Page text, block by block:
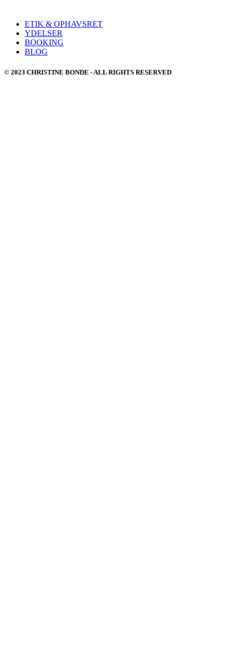
ETIK & OPHAVSRET
YDELSER
BOOKING
BLOG
© 2023 CHRISTINE BONDE - ALL RIGHTS RESERVED